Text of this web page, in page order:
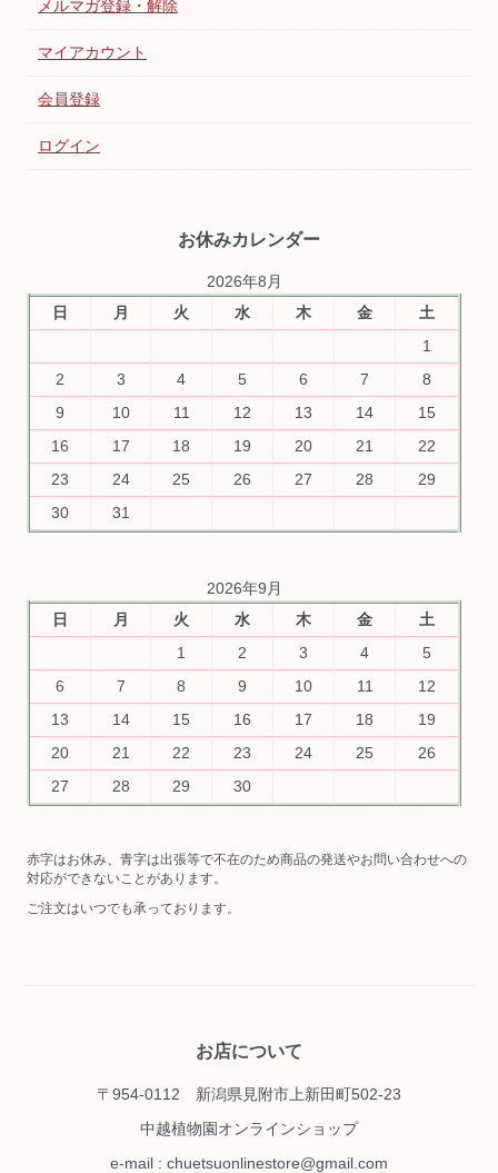
メルマガ登録・解除
マイアカウント
会員登録
ログイン
お休みカレンダー
2026年8月
日
月 火 水 木 金
土
1
2
3 4 5 6 7
8
9
10 11 12 13 14
15
16
17 18 19 20 21
22
23
24 25 26 27 28
29
30
31
2026年9月
日
月 火 水 木 金
土
1
2 3 4
5
6
7 8 9 10 11
12
13
14 15 16 17 18
19
20
21 22 23 24 25
26
27
28 29 30
赤字はお休み、青字は出張等で不在のため商品の発送やお問い合わせへの
対応ができないことがあります。
ご注文はいつでも承っております。
お店について
〒954-0112 新潟県見附市上新田町502-23
中越植物園オンラインショップ
e-mail : chuetsuonlinestore@gmail.com